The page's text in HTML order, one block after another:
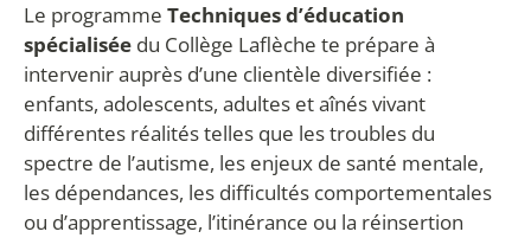
Le programme Techniques d’éducation
spécialisée du Collège Laflèche te prépare à
intervenir auprès d’une clientèle diversifiée :
enfants, adolescents, adultes et aînés vivant
différentes réalités telles que les troubles du
spectre de l’autisme, les enjeux de santé mentale,
les dépendances, les difficultés comportementales
ou d’apprentissage, l’itinérance ou la réinsertion